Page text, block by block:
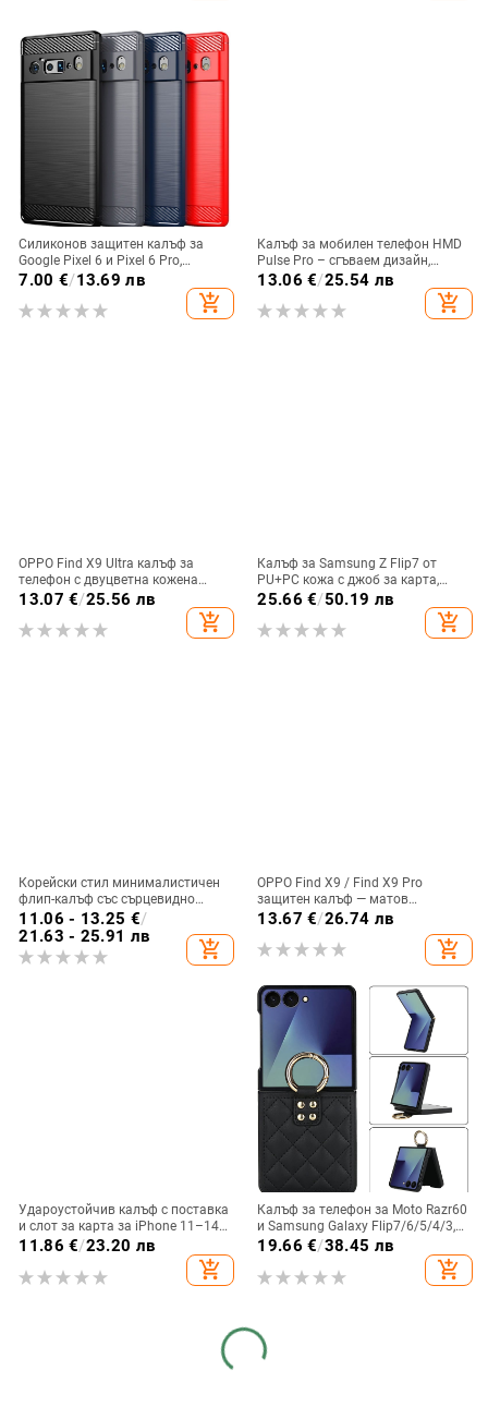
Силиконов защитен калъф за
Google Pixel 6 и Pixel 6 Pro,
съвместим с Pixel 7a, пълна
7.00 €/13.69 лв
add_shopping_cart
Калъф за мобилен телефон HMD
Pulse Pro – сгъваем дизайн,
магнитно задържане, джоб за
карти, TPU кожа, удароустойчив
13.06 €/25.54 лв
add_shopping_cart
OPPO Find X9 Ultra калъф за
телефон с двуцветна кожена
текстура и флуоресцентни линии,
13.07 €/25.56 лв
add_shopping_cart
Калъф за Samsung Z Flip7 от
PU+PC кожа с джоб за карта,
пръстен за държане, еластичен
държач за карти и кръстосана
презрамка
25.66 €/50.19 лв
add_shopping_cart
Корейски стил минималистичен
флип-калъф със сърцевидно
огледало за Samsung Galaxy Z
Flip 3/4/5
11.06 - 13.25 €/
21.63 - 25.91 лв
add_shopping_cart
OPPO Find X9 / Find X9 Pro
защитен калъф — матов
пластмасов, минималистичен
стил, против изпускане, магнитно
зареждане, възможност за
13.67 €/26.74 лв
add_shopping_cart
Удароустойчив калъф с поставка
и слот за карта за iPhone 11–14
Pro Max, изкуствена кожа,
11.86 €/23.20 лв
add_shopping_cart
Калъф за телефон за Moto Razr60
и Samsung Galaxy Flip7/6/5/4/3,
сгъваем с пръстен, защита от
изпускане, минималистичен PU
кожен калъф, ръчна изработка
19.66 €/38.45 лв
add_shopping_cart